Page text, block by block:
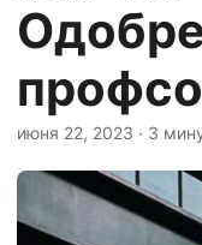
июня 22, 2023 · 3